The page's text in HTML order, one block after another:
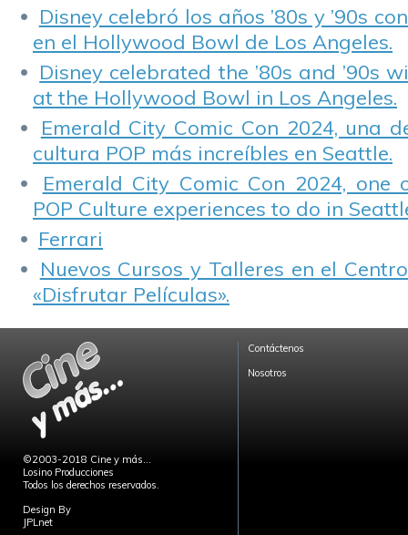
Disney celebró los años ’80s y ’90s
en el Hollywood Bowl de Los Angeles.
Disney celebrated the ’80s and ’90s
at the Hollywood Bowl in Los Angeles.
Emerald City Comic Con 2024, una
cultura POP más increíbles en Seattle.
Emerald City Comic Con 2024,
POP Culture experiences to do in
Ferrari
Nuevos Cursos y Talleres en el
«Disfrutar Películas».
©2003-2018 Cine y más...
Losino Producciones
Todos los derechos reservados.
Design By
JPLnet
Contáctenos
Nosotros